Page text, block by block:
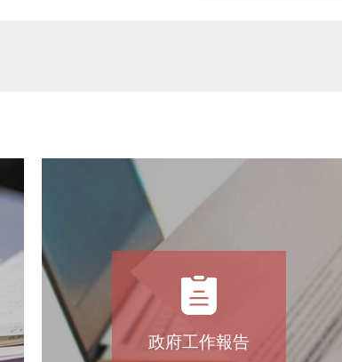
政府工作報告